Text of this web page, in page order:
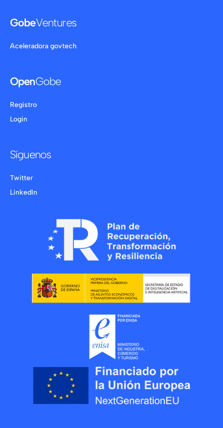
GobeVentures
Aceleradora govtech
OpenGobe
Registro
Login
Síguenos
Twitter
LinkedIn